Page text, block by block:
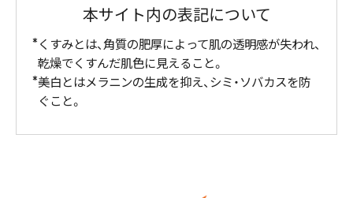
本サイト内の表記について
くすみとは、角質の肥厚によって肌の透明感が失われ、
乾燥でくすんだ肌色に見えること。
美白とはメラニンの生成を抑え、シミ・ソバカスを防
ぐこと。